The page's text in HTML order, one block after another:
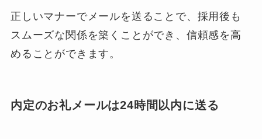
正しいマナーでメールを送ることで、採用後も
スムーズな関係を築くことができ、信頼感を高
めることができます。
内定のお礼メールは24時間以内に送る